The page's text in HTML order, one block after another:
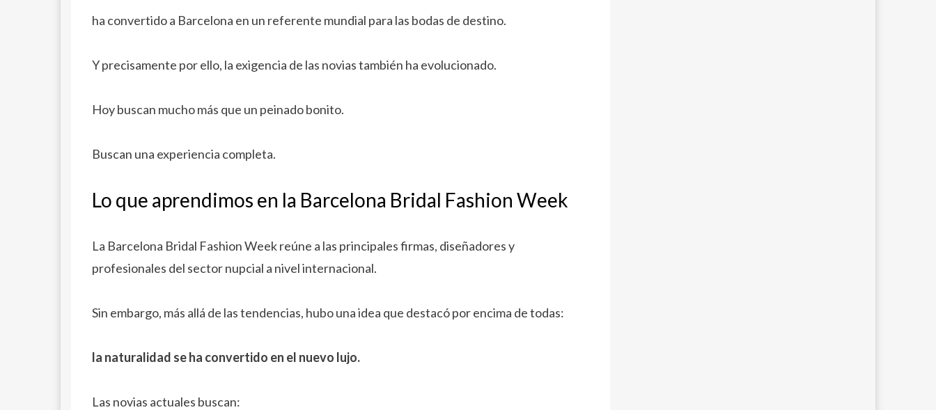
ha convertido a Barcelona en un referente mundial para las bodas de destino.
Y precisamente por ello, la exigencia de las novias también ha evolucionado.
Hoy buscan mucho más que un peinado bonito.
Buscan una experiencia completa.
Lo que aprendimos en la Barcelona Bridal Fashion Week
La Barcelona Bridal Fashion Week reúne a las principales firmas, diseñadores y
profesionales del sector nupcial a nivel internacional.
Sin embargo, más allá de las tendencias, hubo una idea que destacó por encima de todas:
la naturalidad se ha convertido en el nuevo lujo.
Las novias actuales buscan: